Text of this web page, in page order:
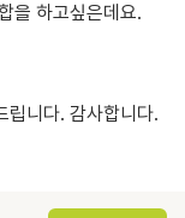
을 하고싶은데요.
립니다. 감사합니다.